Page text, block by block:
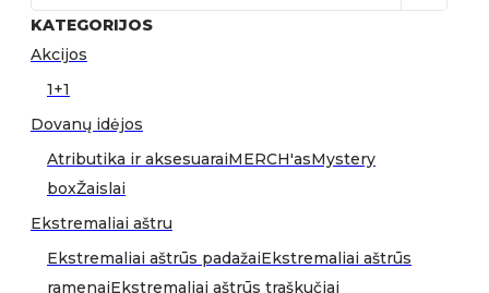
KATEGORIJOS
Akcijos
1+1
Dovanų idėjos
Atributika ir aksesuaraiMERCH'asMystery
boxŽaislai
Ekstremaliai aštru
Ekstremaliai aštrūs padažaiEkstremaliai aštrūs
ramenaiEkstremaliai aštrūs traškučiai